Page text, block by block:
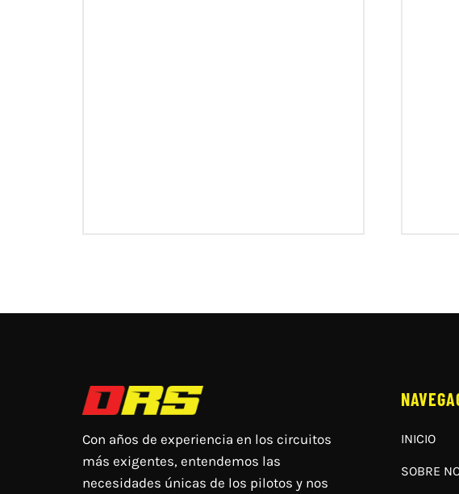
Con años de experiencia en los circuitos
más exigentes, entendemos las
necesidades únicas de los pilotos y nos
INICIO
SOBRE